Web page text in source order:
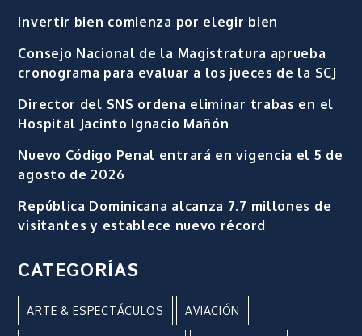
Invertir bien comienza por elegir bien
Consejo Nacional de la Magistratura aprueba
cronograma para evaluar a los jueces de la SCJ
Director del SNS ordena eliminar trabas en el
Hospital Jacinto Ignacio Mañón
Nuevo Código Penal entrará en vigencia el 5 de
agosto de 2026
República Dominicana alcanza 7.7 millones de
visitantes y establece nuevo récord
CATEGORÍAS
ARTE & ESPECTÁCULOS AVIACIÓN